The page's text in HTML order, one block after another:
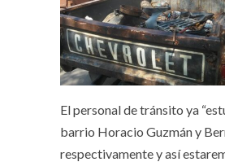
El personal de tránsito ya
barrio Horacio Guzmán y
respectivamente y así